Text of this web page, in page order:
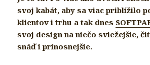
svoj kabát, aby sa viac priblížilo
klientov i trhu a tak dnes
svoj design na niečo sviežejšie,
snáď i prínosnejšie.